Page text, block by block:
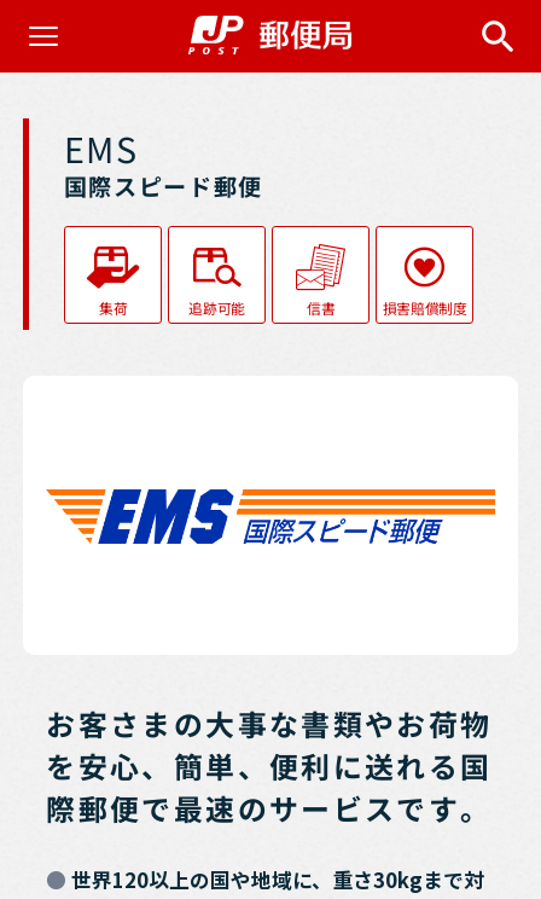
EMS
国際スピード郵便
集荷 追跡可能 信書 損害賠償制度
お客さまの大事な書類やお荷物
を安心、簡単、便利に送れる国
際郵便で最速のサービスです。
世界120以上の国や地域に、重さ30kgまで対